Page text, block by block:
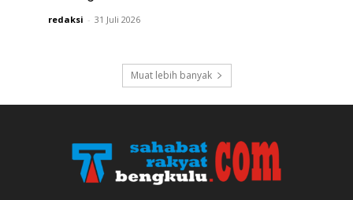
redaksi - 31 Juli 2026
Muat lebih banyak